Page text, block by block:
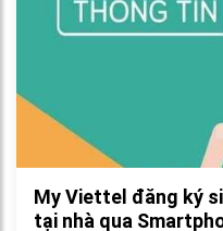
My Viettel đăng ký
tại nhà qua